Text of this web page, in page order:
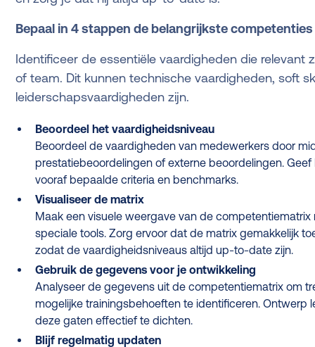
Bepaal in 4 stappen de belangrijkste competenties
Identificeer de essentiële vaardigheden die relevant
of team. Dit kunnen technische vaardigheden, soft
leiderschapsvaardigheden zijn.
Beoordeel het vaardigheidsniveau
Beoordeel de vaardigheden van medewerkers door
prestatiebeoordelingen of externe beoordelingen.
vooraf bepaalde criteria en benchmarks.
Visualiseer de matrix
Maak een visuele weergave van de
speciale tools. Zorg ervoor dat de matrix gemakkelijk
zodat de vaardigheidsniveaus altijd up-to-date zijn.
Gebruik de gegevens voor je ontwikkeling
Analyseer de gegevens uit de competentiematrix om
mogelijke trainingsbehoeften te identificeren. Ontwerp
deze gaten effectief te dichten.
Blijf regelmatig updaten